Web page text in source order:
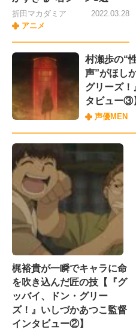
折田マカダミア
アニメ
2022.03.28
村瀬歩の“
声”がほし
グリーズ
タビュー③
声優MEN
梶裕貴が一瞬でキャラに命
を吹き込んだ匠の技【『グ
ッバイ、ドン・グリー
ズ！』いしづかあつこ監督
インタビュー②】